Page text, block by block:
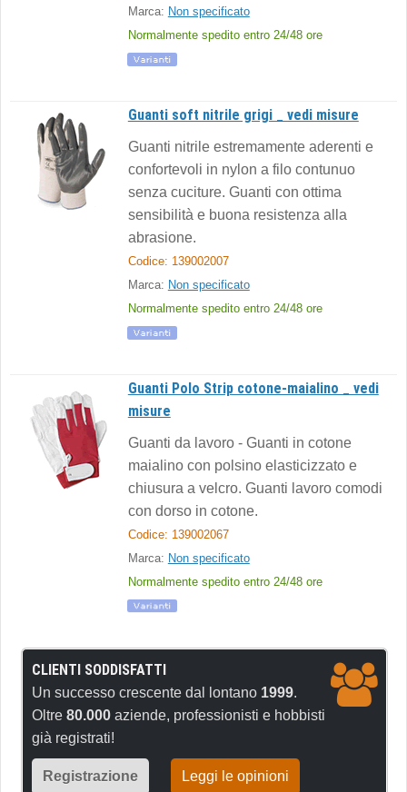
Marca: Non specificato
Normalmente spedito entro 24/48 ore
Guanti soft nitrile grigi _ vedi misure
Guanti nitrile estremamente aderenti e
confortevoli in nylon a filo contunuo
senza cuciture. Guanti con ottima
sensibilità e buona resistenza alla
abrasione.
Codice: 139002007
Marca: Non specificato
Normalmente spedito entro 24/48 ore
Guanti Polo Strip cotone-maialino _ vedi
misure
Guanti da lavoro - Guanti in cotone
maialino con polsino elasticizzato e
chiusura a velcro. Guanti lavoro comodi
con dorso in cotone.
Codice: 139002067
Marca: Non specificato
Normalmente spedito entro 24/48 ore
CLIENTI SODDISFATTI
Un successo crescente dal lontano 1999.
Oltre 80.000 aziende, professionisti e hobbisti
già registrati!
Registrazione Leggi le opinioni